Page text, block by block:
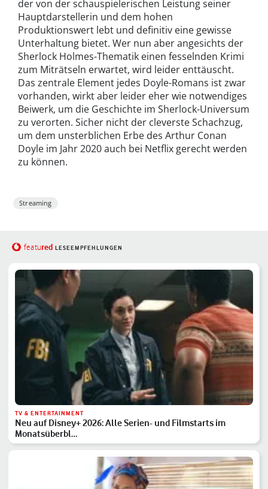
der von der schauspielerischen Leistung seiner
Hauptdarstellerin und dem hohen
Produktionswert lebt und definitiv eine gewisse
Unterhaltung bietet. Wer nun aber angesichts der
Sherlock Holmes-Thematik einen fesselnden Krimi
zum Miträtseln erwartet, wird leider enttäuscht.
Das zentrale Element jedes Doyle-Romans ist zwar
vorhanden, wirkt aber leider eher wie notwendiges
Beiwerk, um die Geschichte im Sherlock-Universum
zu verorten. Sicher nicht der cleverste Schachzug,
um dem unsterblichen Erbe des Arthur Conan
Doyle im Jahr 2020 auch bei Netflix gerecht werden
zu können.
Streaming
featured LESEEMPFEHLUNGEN
TV & ENTERTAINMENT
Neu auf Disney+ 2026: Alle Serien- und Filmstarts im
Monatsüberbl…